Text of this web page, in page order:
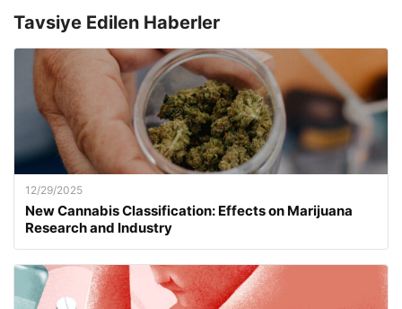
Tavsiye Edilen Haberler
12/29/2025
New Cannabis Classification: Effects on Marijuana
Research and Industry